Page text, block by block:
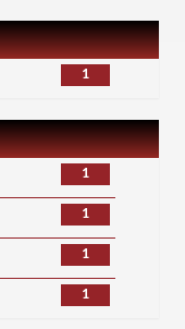
1
1
1
1
1